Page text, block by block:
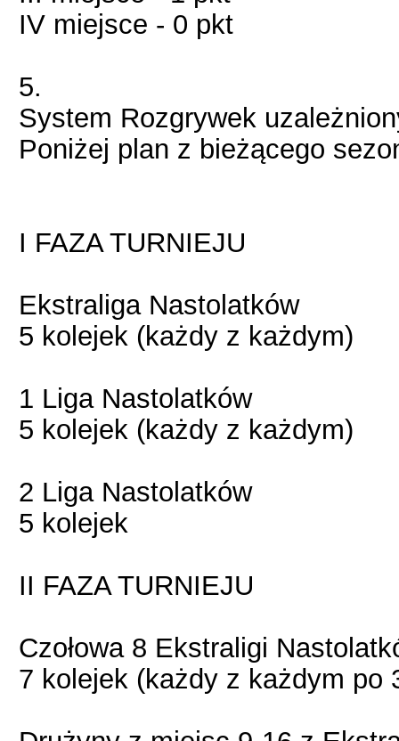
IV miejsce - 0 pkt
5.
System Rozgrywek
Poniżej plan z bieżącego
I FAZA TURNIEJU
Ekstraliga Nastolatków
5 kolejek (każdy z każdym)
1 Liga Nastolatków
5 kolejek (każdy z każdym)
2 Liga Nastolatków
5 kolejek
II FAZA TURNIEJU
Czołowa 8 Ekstraligi
7 kolejek (każdy z każdym po